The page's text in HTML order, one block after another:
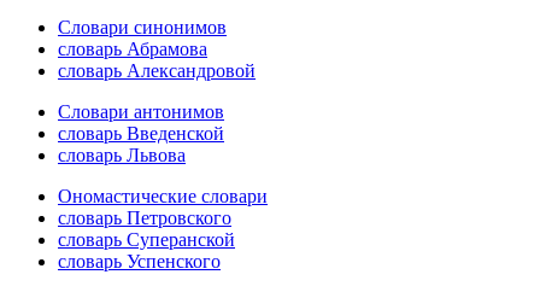
Словари синонимов
словарь Абрамова
словарь Александровой
Словари антонимов
словарь Введенской
словарь Львова
Ономастические словари
словарь Петровского
словарь Суперанской
словарь Успенского